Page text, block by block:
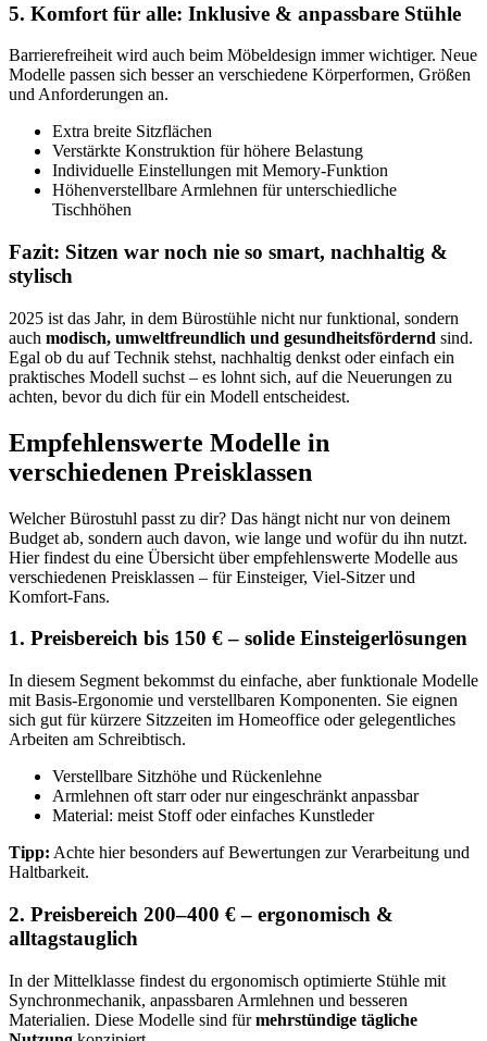
5. Komfort für alle: Inklusive & anpassbare Stühle
Barrierefreiheit wird auch beim Möbeldesign immer wichtiger. Neue
Modelle passen sich besser an verschiedene Körperformen, Größen
und Anforderungen an.
Extra breite Sitzflächen
Verstärkte Konstruktion für höhere Belastung
Individuelle Einstellungen mit Memory-Funktion
Höhenverstellbare Armlehnen für unterschiedliche
Tischhöhen
Fazit: Sitzen war noch nie so smart, nachhaltig &
stylisch
2025 ist das Jahr, in dem Bürostühle nicht nur funktional, sondern
auch modisch, umweltfreundlich und gesundheitsfördernd sind.
Egal ob du auf Technik stehst, nachhaltig denkst oder einfach ein
praktisches Modell suchst – es lohnt sich, auf die Neuerungen zu
achten, bevor du dich für ein Modell entscheidest.
Empfehlenswerte Modelle in
verschiedenen Preisklassen
Welcher Bürostuhl passt zu dir? Das hängt nicht nur von deinem
Budget ab, sondern auch davon, wie lange und wofür du ihn nutzt.
Hier findest du eine Übersicht über empfehlenswerte Modelle aus
verschiedenen Preisklassen – für Einsteiger, Viel-Sitzer und
Komfort-Fans.
1. Preisbereich bis 150 € – solide Einsteigerlösungen
In diesem Segment bekommst du einfache, aber funktionale Modelle
mit Basis-Ergonomie und verstellbaren Komponenten. Sie eignen
sich gut für kürzere Sitzzeiten im Homeoffice oder gelegentliches
Arbeiten am Schreibtisch.
Verstellbare Sitzhöhe und Rückenlehne
Armlehnen oft starr oder nur eingeschränkt anpassbar
Material: meist Stoff oder einfaches Kunstleder
Tipp: Achte hier besonders auf Bewertungen zur Verarbeitung und
Haltbarkeit.
2. Preisbereich 200–400 € – ergonomisch &
alltagstauglich
In der Mittelklasse findest du ergonomisch optimierte Stühle mit
Synchronmechanik, anpassbaren Armlehnen und besseren
Materialien. Diese Modelle sind fürmehrstündige tägliche